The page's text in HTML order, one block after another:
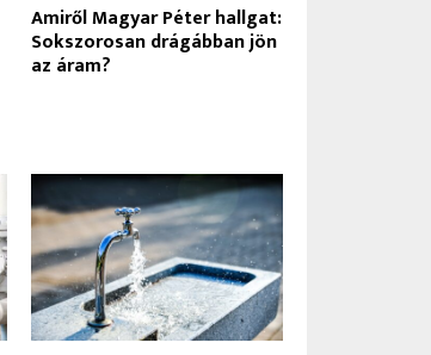
Amiről Magyar Péter hallgat:
Sokszorosan drágábban jön
az áram?